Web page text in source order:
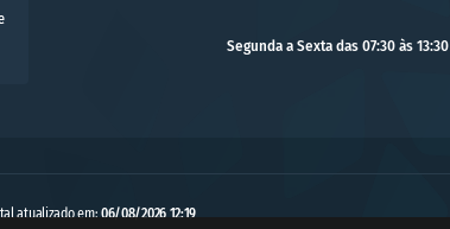
Segunda a Sexta das 07:30 às 13:30
atualizado em:06/08/2026 12:19